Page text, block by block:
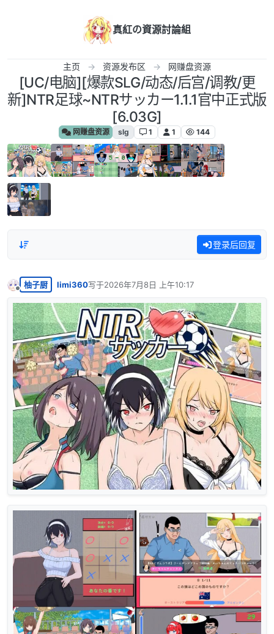
真紅の資源討論組
主页 资源发布区 网赚盘资源
[UC/电脑][爆款SLG/动态/后宫/调教/更
新]NTR足球~NTRサッカー1.1.1官中正式版
[6.03G]
网赚盘资源 slg 1 1 144
登录后回复
离线
柚子厨 limi360写于2026年7月8日 上午10:17
最后由 编辑